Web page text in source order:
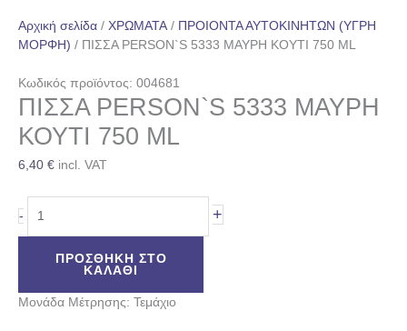
Αρχική σελίδα / ΧΡΩΜΑΤΑ / ΠΡΟΙΟΝΤΑ ΑΥΤΟΚΙΝΗΤΩΝ (ΥΓΡΗ
ΜΟΡΦΗ) / ΠΙΣΣΑ PERSON`S 5333 ΜΑΥΡΗ ΚΟΥΤΙ 750 ML
Κωδικός προϊόντος: 004681
ΠΙΣΣΑ PERSON`S 5333 ΜΑΥΡΗ
ΚΟΥΤΙ 750 ML
6,40 € incl. VAT
- +
ΠΡΟΣΘΉΚΗ ΣΤΟ
ΚΑΛΆΘΙ
Μονάδα Μέτρησης: Τεμάχιο